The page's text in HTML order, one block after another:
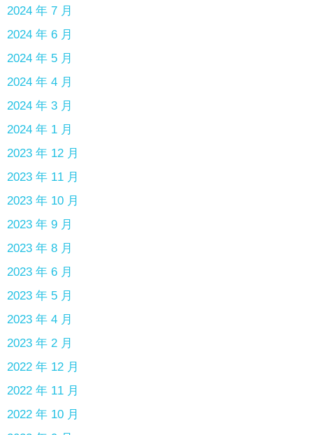
2024 年 7 月
2024 年 6 月
2024 年 5 月
2024 年 4 月
2024 年 3 月
2024 年 1 月
2023 年 12 月
2023 年 11 月
2023 年 10 月
2023 年 9 月
2023 年 8 月
2023 年 6 月
2023 年 5 月
2023 年 4 月
2023 年 2 月
2022 年 12 月
2022 年 11 月
2022 年 10 月